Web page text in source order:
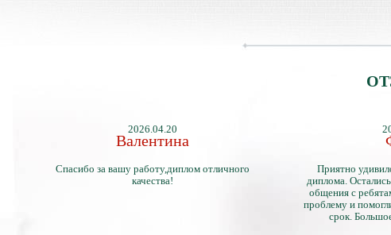
2026.04.20
Валентина
Спасибо за вашу работу,диплом отличного
качества!
Приятно
диплома.
общения с
проблему и
срок.